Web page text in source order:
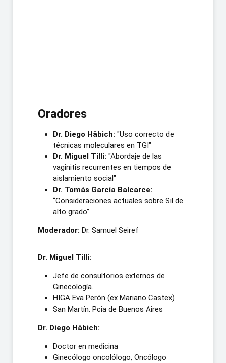
Oradores
Dr. Diego Häbich: "Uso correcto de
técnicas moleculares en TGI"
Dr. Miguel Tilli: "Abordaje de las
vaginitis recurrentes en tiempos de
aislamiento social"
Dr. Tomás García Balcarce:
“Consideraciones actuales sobre Sil de
alto grado”
Moderador: Dr. Samuel Seiref
Dr. Miguel Tilli:
Jefe de consultorios externos de
Ginecología.
HIGA Eva Perón (ex Mariano Castex)
San Martín. Pcia de Buenos Aires
Dr. Diego Häbich:
Doctor en medicina
Ginecólogo oncolólogo, Oncólogo